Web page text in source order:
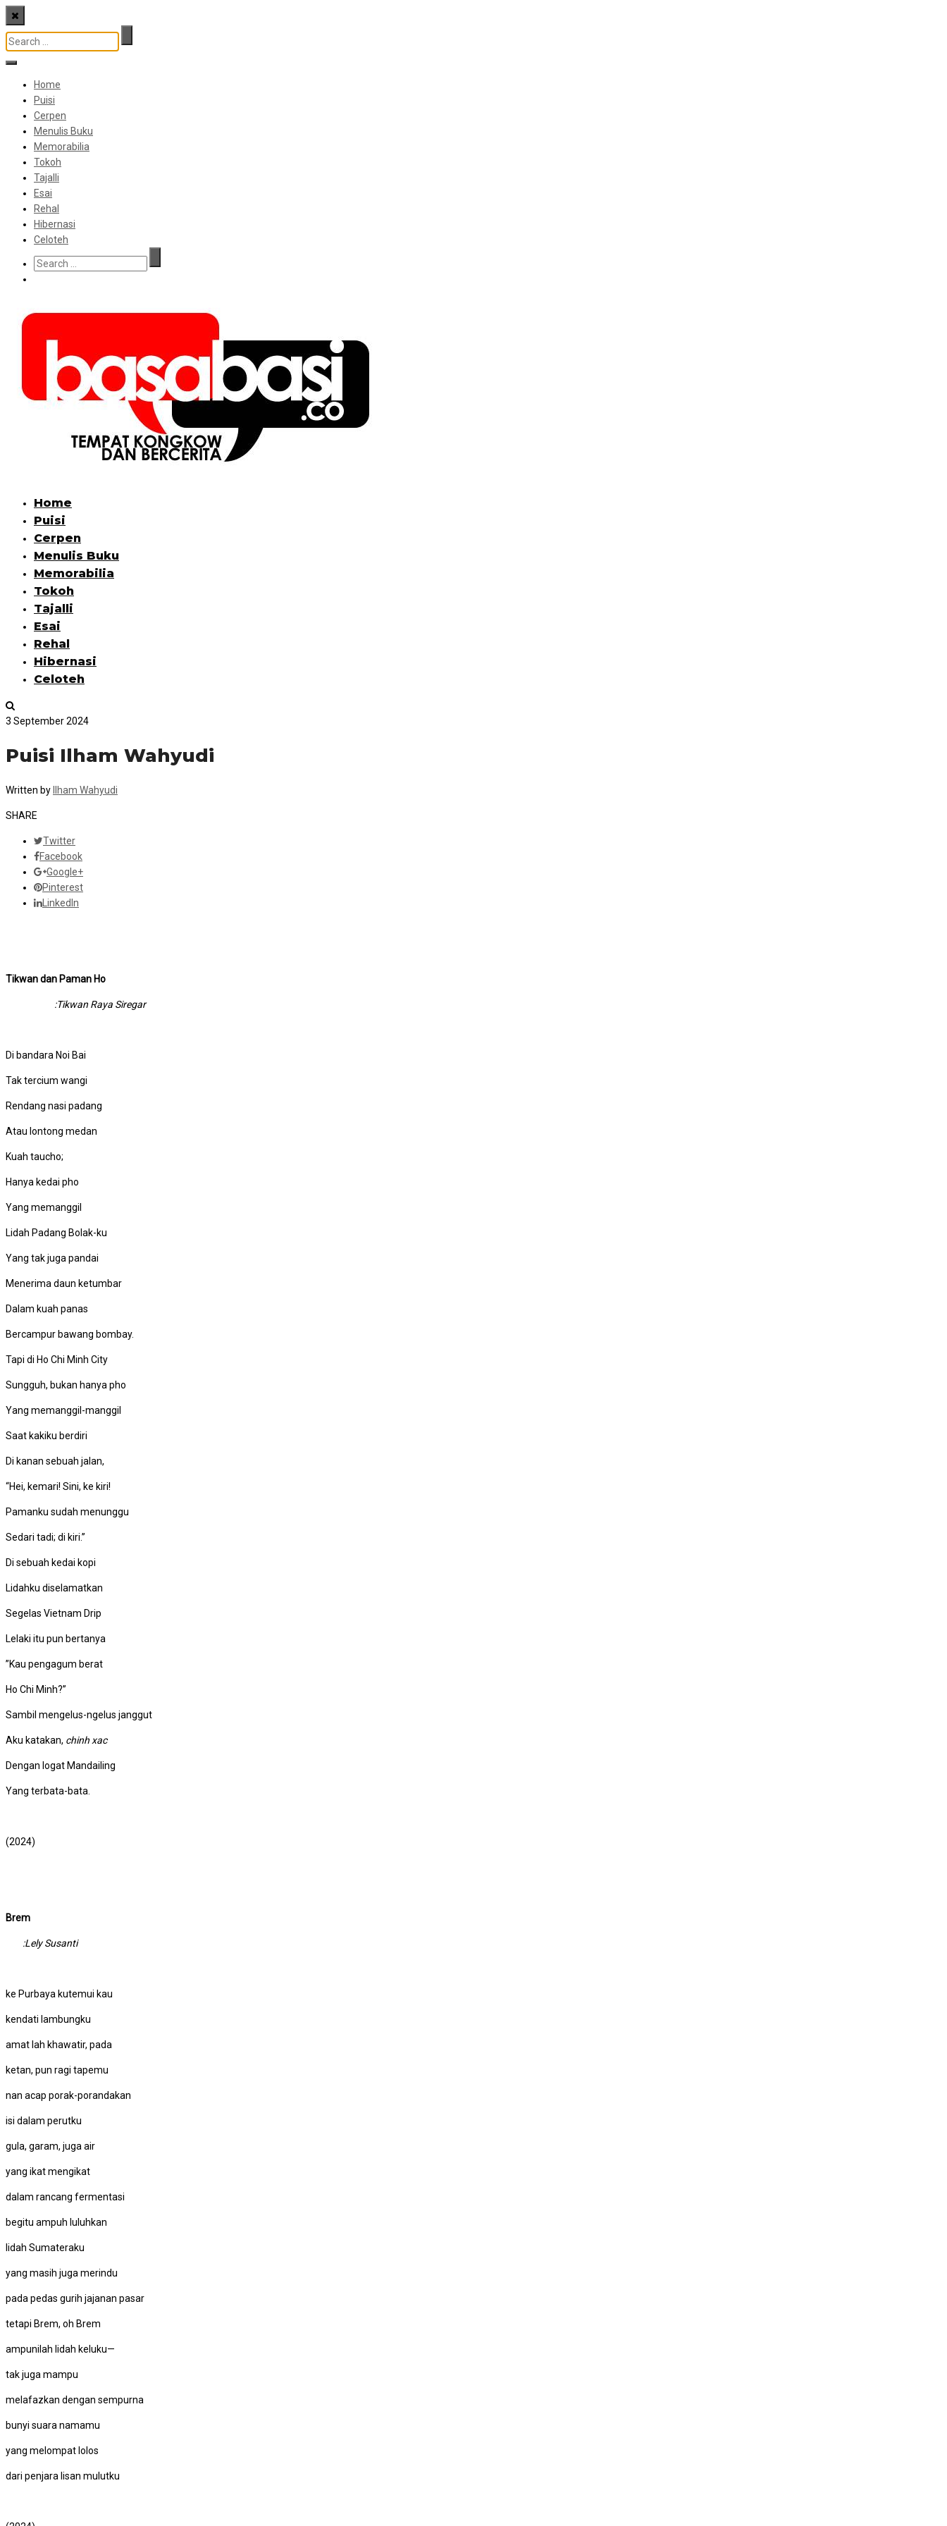
Home
Puisi
Cerpen
Menulis Buku
Memorabilia
Tokoh
Tajalli
Esai
Rehal
Hibernasi
Celoteh
Home
Puisi
Cerpen
Menulis Buku
Memorabilia
Tokoh
Tajalli
Esai
Rehal
Hibernasi
Celoteh
3 September 2024
Puisi Ilham Wahyudi
Written by Ilham Wahyudi
SHARE
Twitter
Facebook
Google+
Pinterest
LinkedIn
Tikwan dan Paman Ho
:Tikwan Raya Siregar
Di bandara Noi Bai
Tak tercium wangi
Rendang nasi padang
Atau lontong medan
Kuah taucho;
Hanya kedai pho
Yang memanggil
Lidah Padang Bolak-ku
Yang tak juga pandai
Menerima daun ketumbar
Dalam kuah panas
Bercampur bawang bombay.
Tapi di Ho Chi Minh City
Sungguh, bukan hanya pho
Yang memanggil-manggil
Saat kakiku berdiri
Di kanan sebuah jalan,
“Hei, kemari! Sini, ke kiri!
Pamanku sudah menunggu
Sedari tadi; di kiri.’’
Di sebuah kedai kopi
Lidahku diselamatkan
Segelas Vietnam Drip
Lelaki itu pun bertanya
”Kau pengagum berat
Ho Chi Minh?”
Sambil mengelus-ngelus janggut
Aku katakan, chinh xac
Dengan logat Mandailing
Yang terbata-bata.
(2024)
Brem
:Lely Susanti
ke Purbaya kutemui kau
kendati lambungku
amat lah khawatir, pada
ketan, pun ragi tapemu
nan acap porak-porandakan
isi dalam perutku
gula, garam, juga air
yang ikat mengikat
dalam rancang fermentasi
begitu ampuh luluhkan
lidah Sumateraku
yang masih juga merindu
pada pedas gurih jajanan pasar
tetapi Brem, oh Brem
ampunilah lidah keluku—
tak juga mampu
melafazkan dengan sempurna
bunyi suara namamu
yang melompat lolos
dari penjara lisan mulutku